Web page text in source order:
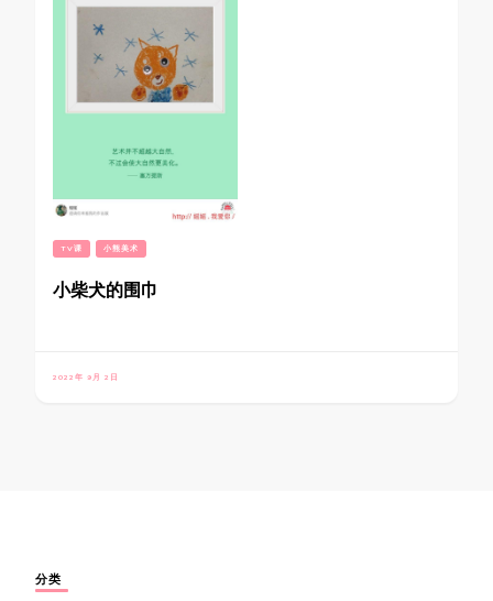
TV课 小熊美术
小柴犬的围巾
2022年 9月 2日
分类